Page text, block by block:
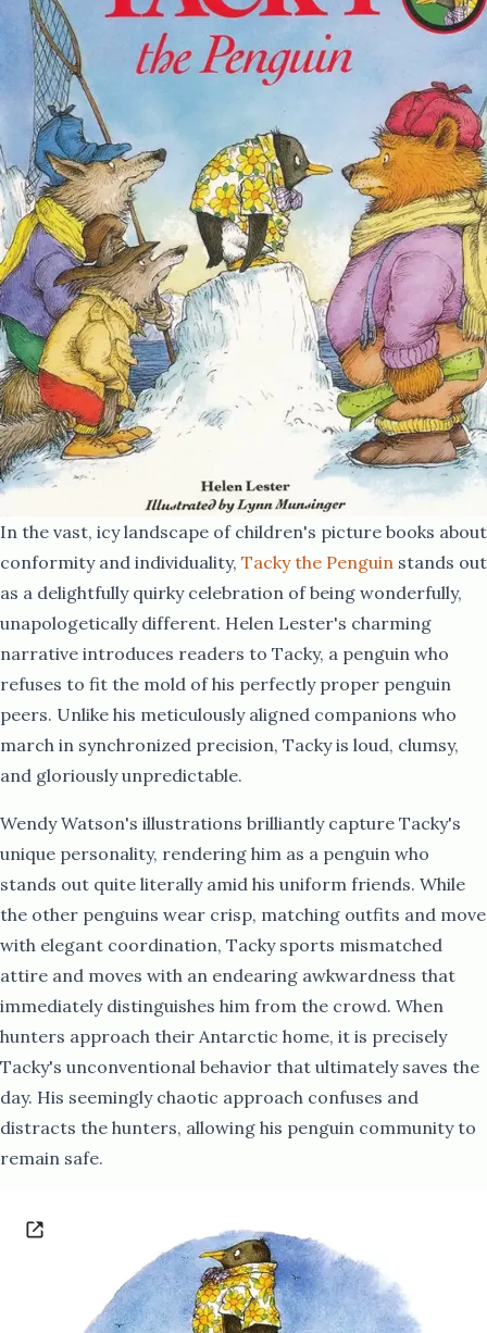
In the vast, icy landscape of children's picture books about
conformity and individuality, ​​​​‌ ‍ ​‍​‍‌‍ ‌ ​‍‌‍‍‌‌‍‌ ‌‍‍‌‌‍ ‍​‍​‍​ ‍‍​‍​‍‌ ​ ‌‍​‌‌‍ ‍‌‍‍‌‌ ‌​‌ ‍‌​‍ ‍‌‍‍‌‌‍ ​‍​‍​‍ ​​‍​‍‌‍‍​‌ ​‍‌‍‌‌‌‍‌‍​‍​‍​ ‍‍​‍​‍‌‍‍​‌ ‌​‌ ‌​‌ ​​‌ ​ ​ ‍‍​‍ ​‍ ‌ ​​‌‍‍‌‌‍​ ‌ ‌​‌ ‌‌‌ ​‍‌‍‌‌‌‍​‍‌‍ ‌‍ ‌‍‍ ‌ ​‍‌‍‌‌‌ ‌‍‌‍‍‌‌‍‌‌‌ ‌ ​‍ ‍‌ ​ ‌‍​‌‌‍ ‍‌‍‍‌‌ ‌​‌ ‍‌​‍ ‍‌ ​ ‌ ‌​‌ ‌‌‌‍‌​‌‍‍‌‌‍ ​‍ ‌‍‍‌‌‍ ‍‌ ‌​‌‍‌‌‌‍ ‍‌ ‌​​‍ ‌‍‌‌‌‍‌​‌‍‍‌‌ ‌​​‍ ‌‍ ‌‌‍ ‌‍‌​‌‍‌‌​ ‌‌ ​​‌ ​‍‌‍‌‌‌ ​ ‌‍‌‌‌‍ ‍‌ ‌​‌‍​‌‌ ‌​‌‍‍‌‌‍ ‌‍ ‍​ ‍ ‌‍‍‌‌‍‌​​ ‌‌‍ ‌‌​ ‌ ‌‍​ ‍‌​ ​‍‌ ​ ‌​ ​‌‌‍‌‌ ​​‌ ​ ‌‌‌ ‌‍‌‍​ ‌‌‌ ​‍​ ‌‍‌‌‌​‌​‍ ‌ ‍​‌ ​ ‌ ​‍‌ ‍​‌​‍‍​ ‍ ‌ ‌​‌ ‍‌‌ ​​‌‍‌‌​ ‌‌ ​‍‌‍‌‌‌ ‌‍‌‍‍‌‌‍‌‌‌ ‌ ​ ‍ ‌ ​​‌‍​‌‌ ‌​‌‍‍​​ ‌‌‍​‍‌‍ ‌‍‌​‌ ‍‌​‍‌‌​ ‌‌‌​​‍‌‌ ‌‍‍ ‌‍‌‌‌ ‍‌​‍‌‌​ ​ ‌​‌​​‍‌‌​ ​ ‌​‌​​‍‌‌​ ​‍​ ​‍‌‍​‍‌‍ ​‌‍ ‌‍​ ‌‍‍ ​ ​​​‍‌‌​ ​‍​ ​‍​‍‌‌​ ‌‌‌​‌​​‍ ‍‌‍​ ‌‍‍​‌‍‍‌‌‍ ​‌‍‌​‌ ​‍‌‍‌‌‌‍ ‍​‍‌‌​ ‌‌‌​​‍‌‌ ‌‍‍ ‌‍‌‌‌ ‍‌​‍‌‌​ ​ ‌​‌​​‍‌‌​ ​ ‌​‌​​‍‌‌​ ​‍​ ​‍‌ ​ ‌ ​​‌‍​‌‌‍ ‍​ ​‌​ ‌ ​ ‌ ​ ​​​ ​‍​ ‌​​ ‍‌​ ​‍​ ​ ​ ‍‌​ ‍​​ ‌​​ ​‌​ ​​​‍ ‍​ ​​​ ‍‌​ ‌‌​ ‌​​ ‍‌​ ‍​​ ‌​​ ​ ​ ​ ​ ‍‌​ ​‍​ ‍​​ ​‌​ ‌​​ ​ ​ ​‍​ ‍​​‍‌‌​ ​‍​ ​‍​‍‌‌​ ‌‌‌​‌​​‍ ‍‌ ‌​‌‍‌‌‌ ‍​‌ ‌​​ ‌‍​‍‌‍​‌‌ ​ ‌‍‌‌‌‌‌‌‌ ​‍‌‍ ​​ ‌‌‍‍​‌ ‌​‌ ‌​‌ ​​‌ ​ ​‍‌‌​ ​ ‌​​‌​‍‌‌​ ​‍‌​‌‍​‍‌‌​ ​‍‌​‌‍‌ ​​‌‍‍‌‌‍​ ‌ ‌​‌ ‌‌‌ ​‍‌‍‌‌‌‍​‍‌‍ ‌‍ ‌‍‍ ‌ ​‍‌‍‌‌‌ ‌‍‌‍‍‌‌‍‌‌‌ ‌ ​‍ ‍‌ ​ ‌‍​‌‌‍ ‍‌‍‍‌‌ ‌​‌ ‍‌​‍ ‍‌ ​ ‌ ‌​‌ ‌‌‌‍‌​‌‍‍‌‌‍ ​‍‌‍‌‍‍‌‌‍‌​​ ‌‌‍ ‌‌​ ‌ ‌‍​ ‍‌​ ​‍‌ ​ ‌​ ​‌‌‍‌‌ ​​‌ ​ ‌‌‌ ‌‍‌‍​ ‌‌‌ ​‍​ ‌‍‌‌‌​‌​‍ ‌ ‍​‌ ​ ‌ ​‍‌ ‍​‌​‍‍​‍‌‍‌ ‌​‌ ‍‌‌ ​​‌‍‌‌​ ‌‌ ​‍‌‍‌‌‌ ‌‍‌‍‍‌‌‍‌‌‌ ‌ ​‍‌‍‌ ​​‌‍​‌‌ ‌​‌‍‍​​ ‌‌‍​‍‌‍ ‌‍‌​‌ ‍‌​‍‌‌​ ‌‌‌​​‍‌‌ ‌‍‍ ‌‍‌‌‌ ‍‌​‍‌‌​ ​ ‌​‌​​‍‌‌​ ​ ‌​‌​​‍‌‌​ ​‍​ ​‍‌‍​‍‌‍ ​‌‍ ‌‍​ ‌‍‍ ​ ​​​‍‌‌​ ​‍​ ​‍​‍‌‌​ ‌‌‌​‌​​‍ ‍‌‍​ ‌‍‍​‌‍‍‌‌‍ ​‌‍‌​‌ ​‍‌‍‌‌‌‍ ‍​‍‌‌​ ‌‌‌​​‍‌‌ ‌‍‍ ‌‍‌‌‌ ‍‌​‍‌‌​ ​ ‌​‌​​‍‌‌​ ​ ‌​‌​​‍‌‌​ ​‍​ ​‍‌ ​ ‌ ​​‌‍​‌‌‍ ‍​ ​‌​ ‌ ​ ‌ ​ ​​​ ​‍​ ‌​​ ‍‌​ ​‍​ ​ ​ ‍‌​ ‍​​ ‌​​ ​‌​ ​​​‍ ‍​ ​​​ ‍‌​ ‌‌​ ‌​​ ‍‌​ ‍​​ ‌​​ ​ ​ ​ ​ ‍‌​ ​‍​ ‍​​ ​‌​ ‌​​ ​ ​ ​‍​ ‍​​‍‌‌​ ​‍​ ​‍​‍‌‌​ ‌‌‌​‌​​‍ ‍‌ ‌​‌‍‌‌‌ ‍​‌ ‌​​‍‌‍‌ ​​‌‍‌‌‌ ​‍‌ ​ ‌ ​​‌‍‌‌‌‍​ ‌ ‌​‌‍‍‌‌ ‌‍‌‍‌‌​ ‌‌ ​​‌ ‌‌‌‍​‍‌‍ ​‌‍‍‌‌ ​ ‌‍‍​‌‍‌‌‌‍‌​​‍​‍‌ ‌ Tacky the Penguin​​​​‌ ‍ ​‍​‍‌‍ ‌ ​‍‌‍‍‌‌‍‌ ‌‍‍‌‌‍ ‍​‍​‍​ ‍‍​‍​‍‌ ​ ‌‍​‌‌‍ ‍‌‍‍‌‌ ‌​‌ ‍‌​‍ ‍‌‍‍‌‌‍ ​‍​‍​‍ ​​‍​‍‌‍‍​‌ ​‍‌‍‌‌‌‍‌‍​‍​‍​ ‍‍​‍​‍‌‍‍​‌ ‌​‌ ‌​‌ ​​‌ ​ ​ ‍‍​‍ ​‍ ‌ ​​‌‍‍‌‌‍​ ‌ ‌​‌ ‌‌‌ ​‍‌‍‌‌‌‍​‍‌‍ ‌‍ ‌‍‍ ‌ ​‍‌‍‌‌‌ ‌‍‌‍‍‌‌‍‌‌‌ ‌ ​‍ ‍‌ ​ ‌‍​‌‌‍ ‍‌‍‍‌‌ ‌​‌ ‍‌​‍ ‍‌ ​ ‌ ‌​‌ ‌‌‌‍‌​‌‍‍‌‌‍ ​‍ ‌‍‍‌‌‍ ‍‌ ‌​‌‍‌‌‌‍ ‍‌ ‌​​‍ ‌‍‌‌‌‍‌​‌‍‍‌‌ ‌​​‍ ‌‍ ‌‌‍ ‌‍‌​‌‍‌‌​ ‌‌ ​​‌ ​‍‌‍‌‌‌ ​ ‌‍‌‌‌‍ ‍‌ ‌​‌‍​‌‌ ‌​‌‍‍‌‌‍ ‌‍ ‍​ ‍ ‌‍‍‌‌‍‌​​ ‌‌‍ ‌‌​ ‌ ‌‍​ ‍‌​ ​‍‌ ​ ‌​ ​‌‌‍‌‌ ​​‌ ​ ‌‌‌ ‌‍‌‍​ ‌‌‌ ​‍​ ‌‍‌‌‌​‌​‍ ‌ ‍​‌ ​ ‌ ​‍‌ ‍​‌​‍‍​ ‍ ‌ ‌​‌ ‍‌‌ ​​‌‍‌‌​ ‌‌ ​‍‌‍‌‌‌ ‌‍‌‍‍‌‌‍‌‌‌ ‌ ​ ‍ ‌ ​​‌‍​‌‌ ‌​‌‍‍​​ ‌‌‍​‍‌‍ ‌‍‌​‌ ‍‌​‍‌‌​ ‌‌‌​​‍‌‌ ‌‍‍ ‌‍‌‌‌ ‍‌​‍‌‌​ ​ ‌​‌​​‍‌‌​ ​ ‌​‌​​‍‌‌​ ​‍​ ​‍‌‍​‍‌‍ ​‌‍ ‌‍​ ‌‍‍ ​ ​​​‍‌‌​ ​‍​ ​‍​‍‌‌​ ‌‌‌​‌​​‍ ‍‌‍​ ‌‍‍​‌‍‍‌‌‍ ​‌‍‌​‌ ​‍‌‍‌‌‌‍ ‍​‍‌‌​ ‌‌‌​​‍‌‌ ‌‍‍ ‌‍‌‌‌ ‍‌​‍‌‌​ ​ ‌​‌​​‍‌‌​ ​ ‌​‌​​‍‌‌​ ​‍​ ​‍‌ ​ ‌ ​​‌‍​‌‌‍ ‍​ ​‌​ ‌ ​ ‌ ​ ​​​ ​‍​ ‌​​ ‍‌​ ​‍​ ​ ​ ‍‌​ ‍​​ ‌​​ ​‌​ ​​​‍ ‍​ ​​​ ‌ ​ ​‍​ ​‍​ ​​​ ​ ​ ​‌​ ​‌​ ‍‌​ ‌​​ ​‌​ ‍‌​ ‌​​ ‌‌​ ​‍​ ​‌​ ​‍​‍‌‌​ ​‍​ ​‍​‍‌‌​ ‌‌‌​‌​​‍ ‍‌ ‌​‌‍‌‌‌ ‍​‌ ‌​​ ‌‍​‍‌‍​‌‌ ​ ‌‍‌‌‌‌‌‌‌ ​‍‌‍ ​​ ‌‌‍‍​‌ ‌​‌ ‌​‌ ​​‌ ​ ​‍‌‌​ ​ ‌​​‌​‍‌‌​ ​‍‌​‌‍​‍‌‌​ ​‍‌​‌‍‌ ​​‌‍‍‌‌‍​ ‌ ‌​‌ ‌‌‌ ​‍‌‍‌‌‌‍​‍‌‍ ‌‍ ‌‍‍ ‌ ​‍‌‍‌‌‌ ‌‍‌‍‍‌‌‍‌‌‌ ‌ ​‍ ‍‌ ​ ‌‍​‌‌‍ ‍‌‍‍‌‌ ‌​‌ ‍‌​‍ ‍‌ ​ ‌ ‌​‌ ‌‌‌‍‌​‌‍‍‌‌‍ ​‍‌‍‌‍‍‌‌‍‌​​ ‌‌‍ ‌‌​ ‌ ‌‍​ ‍‌​ ​‍‌ ​ ‌​ ​‌‌‍‌‌ ​​‌ ​ ‌‌‌ ‌‍‌‍​ ‌‌‌ ​‍​ ‌‍‌‌‌​‌​‍ ‌ ‍​‌ ​ ‌ ​‍‌ ‍​‌​‍‍​‍‌‍‌ ‌​‌ ‍‌‌ ​​‌‍‌‌​ ‌‌ ​‍‌‍‌‌‌ ‌‍‌‍‍‌‌‍‌‌‌ ‌ ​‍‌‍‌ ​​‌‍​‌‌ ‌​‌‍‍​​ ‌‌‍​‍‌‍ ‌‍‌​‌ ‍‌​‍‌‌​ ‌‌‌​​‍‌‌ ‌‍‍ ‌‍‌‌‌ ‍‌​‍‌‌​ ​ ‌​‌​​‍‌‌​ ​ ‌​‌​​‍‌‌​ ​‍​ ​‍‌‍​‍‌‍ ​‌‍ ‌‍​ ‌‍‍ ​ ​​​‍‌‌​ ​‍​ ​‍​‍‌‌​ ‌‌‌​‌​​‍ ‍‌‍​ ‌‍‍​‌‍‍‌‌‍ ​‌‍‌​‌ ​‍‌‍‌‌‌‍ ‍​‍‌‌​ ‌‌‌​​‍‌‌ ‌‍‍ ‌‍‌‌‌ ‍‌​‍‌‌​ ​ ‌​‌​​‍‌‌​ ​ ‌​‌​​‍‌‌​ ​‍​ ​‍‌ ​ ‌ ​​‌‍​‌‌‍ ‍​ ​‌​ ‌ ​ ‌ ​ ​​​ ​‍​ ‌​​ ‍‌​ ​‍​ ​ ​ ‍‌​ ‍​​ ‌​​ ​‌​ ​​​‍ ‍​ ​​​ ‌ ​ ​‍​ ​‍​ ​​​ ​ ​ ​‌​ ​‌​ ‍‌​ ‌​​ ​‌​ ‍‌​ ‌​​ ‌‌​ ​‍​ ​‌​ ​‍​‍‌‌​ ​‍​ ​‍​‍‌‌​ ‌‌‌​‌​​‍ ‍‌ ‌​‌‍‌‌‌ ‍​‌ ‌​​‍‌‍‌ ​​‌‍‌‌‌ ​‍‌ ​ ‌ ​​‌‍‌‌‌‍​ ‌ ‌​‌‍‍‌‌ ‌‍‌‍‌‌​ ‌‌ ​​‌ ‌‌‌‍​‍‌‍ ​‌‍‍‌‌ ​ ‌‍‍​‌‍‌‌‌‍‌​​‍​‍‌ ‌ stands out
as a delightfully quirky celebration of being wonderfully,
unapologetically different. Helen Lester's charming
narrative introduces readers to Tacky, a penguin who
refuses to fit the mold of his perfectly proper penguin
peers. Unlike his meticulously aligned companions who
march in synchronized precision, Tacky is loud, clumsy,
and gloriously unpredictable.​​​​‌ ‍ ​‍​‍‌‍ ‌ ​‍‌‍‍‌‌‍‌ ‌‍‍‌‌‍ ‍​‍​‍​ ‍‍​‍​‍‌ ​ ‌‍​‌‌‍ ‍‌‍‍‌‌ ‌​‌ ‍‌​‍ ‍‌‍‍‌‌‍ ​‍​‍​‍ ​​‍​‍‌‍‍​‌ ​‍‌‍‌‌‌‍‌‍​‍​‍​ ‍‍​‍​‍‌‍‍​‌ ‌​‌ ‌​‌ ​​‌ ​ ​ ‍‍​‍ ​‍ ‌ ​​‌‍‍‌‌‍​ ‌ ‌​‌ ‌‌‌ ​‍‌‍‌‌‌‍​‍‌‍ ‌‍ ‌‍‍ ‌ ​‍‌‍‌‌‌ ‌‍‌‍‍‌‌‍‌‌‌ ‌ ​‍ ‍‌ ​ ‌‍​‌‌‍ ‍‌‍‍‌‌ ‌​‌ ‍‌​‍ ‍‌ ​ ‌ ‌​‌ ‌‌‌‍‌​‌‍‍‌‌‍ ​‍ ‌‍‍‌‌‍ ‍‌ ‌​‌‍‌‌‌‍ ‍‌ ‌​​‍ ‌‍‌‌‌‍‌​‌‍‍‌‌ ‌​​‍ ‌‍ ‌‌‍ ‌‍‌​‌‍‌‌​ ‌‌ ​​‌ ​‍‌‍‌‌‌ ​ ‌‍‌‌‌‍ ‍‌ ‌​‌‍​‌‌ ‌​‌‍‍‌‌‍ ‌‍ ‍​ ‍ ‌‍‍‌‌‍‌​​ ‌‌‍ ‌‌​ ‌ ‌‍​ ‍‌​ ​‍‌ ​ ‌​ ​‌‌‍‌‌ ​​‌ ​ ‌‌‌ ‌‍‌‍​ ‌‌‌ ​‍​ ‌‍‌‌‌​‌​‍ ‌ ‍​‌ ​ ‌ ​‍‌ ‍​‌​‍‍​ ‍ ‌ ‌​‌ ‍‌‌ ​​‌‍‌‌​ ‌‌ ​‍‌‍‌‌‌ ‌‍‌‍‍‌‌‍‌‌‌ ‌ ​ ‍ ‌ ​​‌‍​‌‌ ‌​‌‍‍​​ ‌‌‍​‍‌‍ ‌‍‌​‌ ‍‌​‍‌‌​ ‌‌‌​​‍‌‌ ‌‍‍ ‌‍‌‌‌ ‍‌​‍‌‌​ ​ ‌​‌​​‍‌‌​ ​ ‌​‌​​‍‌‌​ ​‍​ ​‍‌‍​‍‌‍ ​‌‍ ‌‍​ ‌‍‍ ​ ​​​‍‌‌​ ​‍​ ​‍​‍‌‌​ ‌‌‌​‌​​‍ ‍‌‍​ ‌‍‍​‌‍‍‌‌‍ ​‌‍‌​‌ ​‍‌‍‌‌‌‍ ‍​‍‌‌​ ‌‌‌​​‍‌‌ ‌‍‍ ‌‍‌‌‌ ‍‌​‍‌‌​ ​ ‌​‌​​‍‌‌​ ​ ‌​‌​​‍‌‌​ ​‍​ ​‍‌ ​ ‌ ​​‌‍​‌‌‍ ‍​ ​‌​ ‌ ​ ‌ ​ ​​​ ​‍​ ‌​​ ‍‌​ ​‍​ ​ ​ ‍‌​ ‍​​ ‌​​ ​‌​ ​​​‍ ‍​ ​ ​ ‌​​ ​ ​ ‍​​ ​​​ ‍​​ ‌‌​ ​‍​ ​‌​ ‌‍​ ​‍​ ​​​ ​‍​ ​‍​ ​‍​ ‍​​‍‌‌​ ​‍​ ​‍​‍‌‌​ ‌‌‌​‌​​‍ ‍‌ ‌​‌‍‌‌‌ ‍​‌ ‌​​ ‌‍​‍‌‍​‌‌ ​ ‌‍‌‌‌‌‌‌‌ ​‍‌‍ ​​ ‌‌‍‍​‌ ‌​‌ ‌​‌ ​​‌ ​ ​‍‌‌​ ​ ‌​​‌​‍‌‌​ ​‍‌​‌‍​‍‌‌​ ​‍‌​‌‍‌ ​​‌‍‍‌‌‍​ ‌ ‌​‌ ‌‌‌ ​‍‌‍‌‌‌‍​‍‌‍ ‌‍ ‌‍‍ ‌ ​‍‌‍‌‌‌ ‌‍‌‍‍‌‌‍‌‌‌ ‌ ​‍ ‍‌ ​ ‌‍​‌‌‍ ‍‌‍‍‌‌ ‌​‌ ‍‌​‍ ‍‌ ​ ‌ ‌​‌ ‌‌‌‍‌​‌‍‍‌‌‍ ​‍‌‍‌‍‍‌‌‍‌​​ ‌‌‍ ‌‌​ ‌ ‌‍​ ‍‌​ ​‍‌ ​ ‌​ ​‌‌‍‌‌ ​​‌ ​ ‌‌‌ ‌‍‌‍​ ‌‌‌ ​‍​ ‌‍‌‌‌​‌​‍ ‌ ‍​‌ ​ ‌ ​‍‌ ‍​‌​‍‍​‍‌‍‌ ‌​‌ ‍‌‌ ​​‌‍‌‌​ ‌‌ ​‍‌‍‌‌‌ ‌‍‌‍‍‌‌‍‌‌‌ ‌ ​‍‌‍‌ ​​‌‍​‌‌ ‌​‌‍‍​​ ‌‌‍​‍‌‍ ‌‍‌​‌ ‍‌​‍‌‌​ ‌‌‌​​‍‌‌ ‌‍‍ ‌‍‌‌‌ ‍‌​‍‌‌​ ​ ‌​‌​​‍‌‌​ ​ ‌​‌​​‍‌‌​ ​‍​ ​‍‌‍​‍‌‍ ​‌‍ ‌‍​ ‌‍‍ ​ ​​​‍‌‌​ ​‍​ ​‍​‍‌‌​ ‌‌‌​‌​​‍ ‍‌‍​ ‌‍‍​‌‍‍‌‌‍ ​‌‍‌​‌ ​‍‌‍‌‌‌‍ ‍​‍‌‌​ ‌‌‌​​‍‌‌ ‌‍‍ ‌‍‌‌‌ ‍‌​‍‌‌​ ​ ‌​‌​​‍‌‌​ ​ ‌​‌​​‍‌‌​ ​‍​ ​‍‌ ​ ‌ ​​‌‍​‌‌‍ ‍​ ​‌​ ‌ ​ ‌ ​ ​​​ ​‍​ ‌​​ ‍‌​ ​‍​ ​ ​ ‍‌​ ‍​​ ‌​​ ​‌​ ​​​‍ ‍​ ​ ​ ‌​​ ​ ​ ‍​​ ​​​ ‍​​ ‌‌​ ​‍​ ​‌​ ‌‍​ ​‍​ ​​​ ​‍​ ​‍​ ​‍​ ‍​​‍‌‌​ ​‍​ ​‍​‍‌‌​ ‌‌‌​‌​​‍ ‍‌ ‌​‌‍‌‌‌ ‍​‌ ‌​​‍‌‍‌ ​​‌‍‌‌‌ ​‍‌ ​ ‌ ​​‌‍‌‌‌‍​ ‌ ‌​‌‍‍‌‌ ‌‍‌‍‌‌​ ‌‌ ​​‌ ‌‌‌‍​‍‌‍ ​‌‍‍‌‌ ​ ‌‍‍​‌‍‌‌‌‍‌​​‍​‍‌ ‌
Wendy Watson's illustrations brilliantly capture Tacky's
unique personality, rendering him as a penguin who
stands out quite literally amid his uniform friends. While
the other penguins wear crisp, matching outfits and move
with elegant coordination, Tacky sports mismatched
attire and moves with an endearing awkwardness that
immediately distinguishes him from the crowd. When
hunters approach their Antarctic home, it is precisely
Tacky's unconventional behavior that ultimately saves the
day. His seemingly chaotic approach confuses and
distracts the hunters, allowing his penguin community to
remain safe.​​​​‌ ‍ ​‍​‍‌‍ ‌ ​‍‌‍‍‌‌‍‌ ‌‍‍‌‌‍ ‍​‍​‍​ ‍‍​‍​‍‌ ​ ‌‍​‌‌‍ ‍‌‍‍‌‌ ‌​‌ ‍‌​‍ ‍‌‍‍‌‌‍ ​‍​‍​‍ ​​‍​‍‌‍‍​‌ ​‍‌‍‌‌‌‍‌‍​‍​‍​ ‍‍​‍​‍‌‍‍​‌ ‌​‌ ‌​‌ ​​‌ ​ ​ ‍‍​‍ ​‍ ‌ ​​‌‍‍‌‌‍​ ‌ ‌​‌ ‌‌‌ ​‍‌‍‌‌‌‍​‍‌‍ ‌‍ ‌‍‍ ‌ ​‍‌‍‌‌‌ ‌‍‌‍‍‌‌‍‌‌‌ ‌ ​‍ ‍‌ ​ ‌‍​‌‌‍ ‍‌‍‍‌‌ ‌​‌ ‍‌​‍ ‍‌ ​ ‌ ‌​‌ ‌‌‌‍‌​‌‍‍‌‌‍ ​‍ ‌‍‍‌‌‍ ‍‌ ‌​‌‍‌‌‌‍ ‍‌ ‌​​‍ ‌‍‌‌‌‍‌​‌‍‍‌‌ ‌​​‍ ‌‍ ‌‌‍ ‌‍‌​‌‍‌‌​ ‌‌ ​​‌ ​‍‌‍‌‌‌ ​ ‌‍‌‌‌‍ ‍‌ ‌​‌‍​‌‌ ‌​‌‍‍‌‌‍ ‌‍ ‍​ ‍ ‌‍‍‌‌‍‌​​ ‌‌‍ ‌‌​ ‌ ‌‍​ ‍‌​ ​‍‌ ​ ‌​ ​‌‌‍‌‌ ​​‌ ​ ‌‌‌ ‌‍‌‍​ ‌‌‌ ​‍​ ‌‍‌‌‌​‌​‍ ‌ ‍​‌ ​ ‌ ​‍‌ ‍​‌​‍‍​ ‍ ‌ ‌​‌ ‍‌‌ ​​‌‍‌‌​ ‌‌ ​‍‌‍‌‌‌ ‌‍‌‍‍‌‌‍‌‌‌ ‌ ​ ‍ ‌ ​​‌‍​‌‌ ‌​‌‍‍​​ ‌‌‍​‍‌‍ ‌‍‌​‌ ‍‌​‍‌‌​ ‌‌‌​​‍‌‌ ‌‍‍ ‌‍‌‌‌ ‍‌​‍‌‌​ ​ ‌​‌​​‍‌‌​ ​ ‌​‌​​‍‌‌​ ​‍​ ​‍‌‍​‍‌‍ ​‌‍ ‌‍​ ‌‍‍ ​ ​‌​‍‌‌​ ​‍​ ​‍​‍‌‌​ ‌‌‌​‌​​‍ ‍‌‍​ ‌‍‍​‌‍‍‌‌‍ ​‌‍‌​‌ ​‍‌‍‌‌‌‍ ‍​‍‌‌​ ‌‌‌​​‍‌‌ ‌‍‍ ‌‍‌‌‌ ‍‌​‍‌‌​ ​ ‌​‌​​‍‌‌​ ​ ‌​‌​​‍‌‌​ ​‍​ ​‍‌ ​ ‌ ​​‌‍​‌‌‍ ‍​ ​​​‍‌‌​ ​‍​ ​‍​‍‌‌​ ‌‌‌​‌​​‍ ‍‌ ‌​‌‍‌‌‌ ‍​‌ ‌​​ ‌‍​‍‌‍​‌‌ ​ ‌‍‌‌‌‌‌‌‌ ​‍‌‍ ​​ ‌‌‍‍​‌ ‌​‌ ‌​‌ ​​‌ ​ ​‍‌‌​ ​ ‌​​‌​‍‌‌​ ​‍‌​‌‍​‍‌‌​ ​‍‌​‌‍‌ ​​‌‍‍‌‌‍​ ‌ ‌​‌ ‌‌‌ ​‍‌‍‌‌‌‍​‍‌‍ ‌‍ ‌‍‍ ‌ ​‍‌‍‌‌‌ ‌‍‌‍‍‌‌‍‌‌‌ ‌ ​‍ ‍‌ ​ ‌‍​‌‌‍ ‍‌‍‍‌‌ ‌​‌ ‍‌​‍ ‍‌ ​ ‌ ‌​‌ ‌‌‌‍‌​‌‍‍‌‌‍ ​‍‌‍‌‍‍‌‌‍‌​​ ‌‌‍ ‌‌​ ‌ ‌‍​ ‍‌​ ​‍‌ ​ ‌​ ​‌‌‍‌‌ ​​‌ ​ ‌‌‌ ‌‍‌‍​ ‌‌‌ ​‍​ ‌‍‌‌‌​‌​‍ ‌ ‍​‌ ​ ‌ ​‍‌ ‍​‌​‍‍​‍‌‍‌ ‌​‌ ‍‌‌ ​​‌‍‌‌​ ‌‌ ​‍‌‍‌‌‌ ‌‍‌‍‍‌‌‍‌‌‌ ‌ ​‍‌‍‌ ​​‌‍​‌‌ ‌​‌‍‍​​ ‌‌‍​‍‌‍ ‌‍‌​‌ ‍‌​‍‌‌​ ‌‌‌​​‍‌‌ ‌‍‍ ‌‍‌‌‌ ‍‌​‍‌‌​ ​ ‌​‌​​‍‌‌​ ​ ‌​‌​​‍‌‌​ ​‍​ ​‍‌‍​‍‌‍ ​‌‍ ‌‍​ ‌‍‍ ​ ​‌​‍‌‌​ ​‍​ ​‍​‍‌‌​ ‌‌‌​‌​​‍ ‍‌‍​ ‌‍‍​‌‍‍‌‌‍ ​‌‍‌​‌ ​‍‌‍‌‌‌‍ ‍​‍‌‌​ ‌‌‌​​‍‌‌ ‌‍‍ ‌‍‌‌‌ ‍‌​‍‌‌​ ​ ‌​‌​​‍‌‌​ ​ ‌​‌​​‍‌‌​ ​‍​ ​‍‌ ​ ‌ ​​‌‍​‌‌‍ ‍​ ​​​‍‌‌​ ​‍​ ​‍​‍‌‌​ ‌‌‌​‌​​‍ ‍‌ ‌​‌‍‌‌‌ ‍​‌ ‌​​‍‌‍‌ ​​‌‍‌‌‌ ​‍‌ ​ ‌ ​​‌‍‌‌‌‍​ ‌ ‌​‌‍‍‌‌ ‌‍‌‍‌‌​ ‌‌ ​​‌ ‌‌‌‍​‍‌‍ ​‌‍‍‌‌ ​ ‌‍‍​‌‍‌‌‌‍‌​​‍​‍‌ ‌